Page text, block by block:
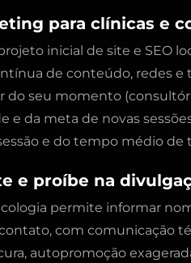
para clínicas e
inicial de site e SEO
de conteúdo, redes e
do seu momento
e da meta de novas
e do tempo médio de
e proíbe na
permite informar
com comunicação
autopromoção